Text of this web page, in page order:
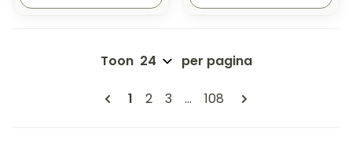
Pagina's
U lees momenteel pagina
1 Pagina
2 Pagina
3 ... Pagina
108
Toon per pagina